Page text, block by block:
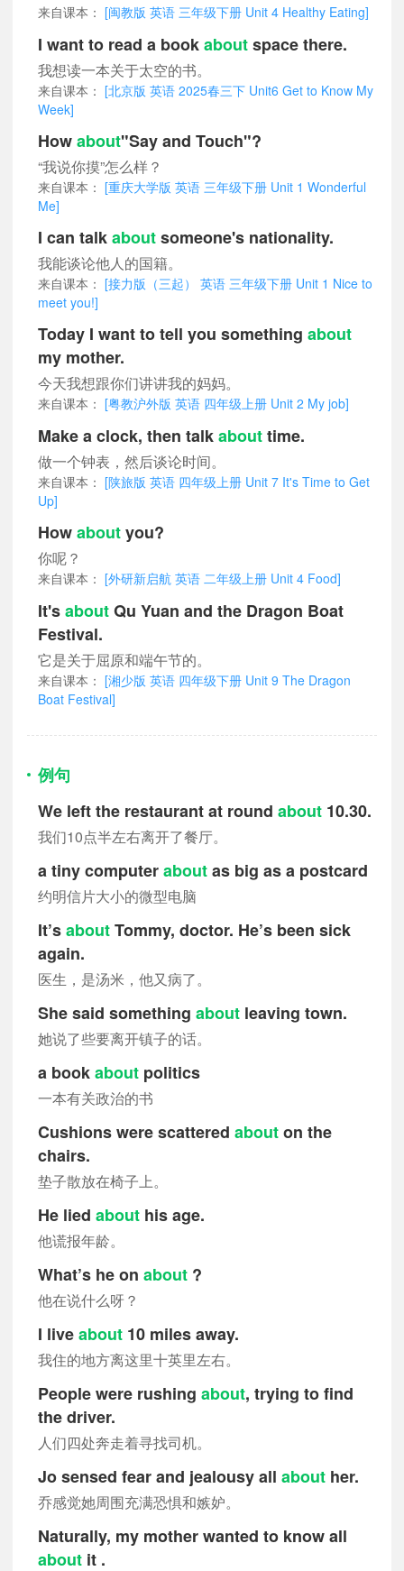
来自课本： [闽教版 英语 三年级下册 Unit 4 Healthy Eating]
I want to read a bookaboutspace there.
我想读一本关于太空的书。
来自课本： [北京版 英语 2025春三下 Unit6 Get to Know My
Week]
Howabout"Say and Touch"?
“我说你摸”怎么样？
来自课本： [重庆大学版 英语 三年级下册 Unit 1 Wonderful
Me]
I can talkaboutsomeone's nationality.
我能谈论他人的国籍。
来自课本： [接力版（三起） 英语 三年级下册 Unit 1 Nice to
meet you!]
Today I want to tell you something about
my mother.
今天我想跟你们讲讲我的妈妈。
来自课本： [粤教沪外版 英语 四年级上册 Unit 2 My job]
Make a clock, then talkabouttime.
做一个钟表，然后谈论时间。
来自课本： [陕旅版 英语 四年级上册 Unit 7 It's Time to Get
Up]
Howaboutyou?
你呢？
来自课本： [外研新启航 英语 二年级上册 Unit 4 Food]
It'saboutQu Yuan and the Dragon Boat
Festival.
它是关于屈原和端午节的。
来自课本： [湘少版 英语 四年级下册 Unit 9 The Dragon
Boat Festival]
例句
We left the restaurant at round about 10.30.
我们10点半左右离开了餐厅。
a tiny computeraboutas big as a postcard
约明信片大小的微型电脑
It’saboutTommy, doctor. He’s been sick
again.
医生，是汤米，他又病了。
She said something about leaving town.
她说了些要离开镇子的话。
a bookabout politics
一本有关政治的书
Cushions were scattered abouton the
chairs.
垫子散放在椅子上。
He lied about his age.
他谎报年龄。
What’s he on about ?
他在说什么呀？
I liveabout 10 miles away.
我住的地方离这里十英里左右。
People were rushing about, trying to find
the driver.
人们四处奔走着寻找司机。
Jo sensed fear and jealousy all about her.
乔感觉她周围充满恐惧和嫉妒。
Naturally, my mother wanted to know all
about it .